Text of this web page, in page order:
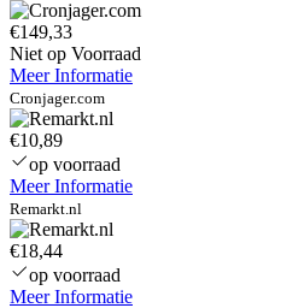
€149,33
Niet op Voorraad
Meer Informatie
Cronjager.com
€10,89
op voorraad
Meer Informatie
Remarkt.nl
€18,44
op voorraad
Meer Informatie